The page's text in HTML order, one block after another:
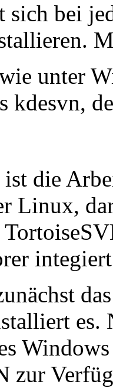
sich bei
unter
kdesvn,
die
Linux,
es.
zur